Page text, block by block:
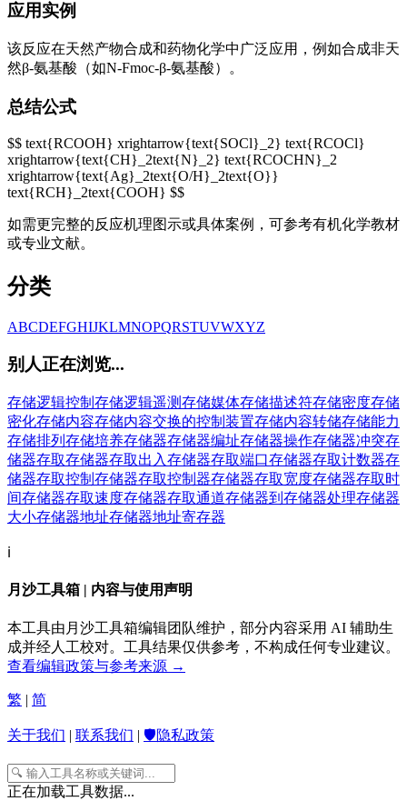
应用实例
该反应在天然产物合成和药物化学中广泛应用，例如合成非天
然β-氨基酸（如N-Fmoc-β-氨基酸）。
总结公式
$$ text{RCOOH} xrightarrow{text{SOCl}_2} text{RCOCl}
xrightarrow{text{CH}_2text{N}_2} text{RCOCHN}_2
xrightarrow{text{Ag}_2text{O/H}_2text{O}}
text{RCH}_2text{COOH} $$
如需更完整的反应机理图示或具体案例，可参考有机化学教材
或专业文献。
分类
ABCDEFGHIJKLMNOPQRSTUVWXYZ
别人正在浏览...
存储逻辑控制 存储逻辑遥测存储媒体存储描述符存储密度存储
密化存储内容存储内容交换的控制装置存储内容转储存储能力
存储排列 存储培养存储器存储器编址存储器操作存储器冲突存
储器存取存储器存取出入存储器存取端口存储器存取计数器存
储器存取控制 存储器存取控制器存储器存取宽度存储器存取时
间存储器存取速度存储器存取通道存储器到存储器处理存储器
大小存储器地址存储器地址寄存器
ℹ️
月沙工具箱 | 内容与使用声明
本工具由月沙工具箱编辑团队维护，部分内容采用 AI 辅助生
成并经人工校对。工具结果仅供参考，不构成任何专业建议。
查看编辑政策与参考来源 →
繁 | 简
关于我们 | 联系我们 | 🛡️隐私政策
正在加载工具数据...